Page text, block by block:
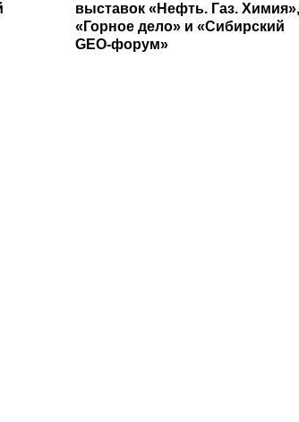
выставок «Нефть. Газ. Химия»,
«Горное дело» и «Сибирский
GEO-форум»